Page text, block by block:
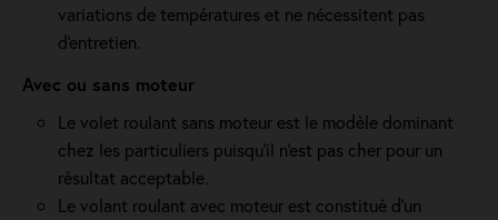
variations de températures et ne nécessitent pas
d'entretien.
Avec ou sans moteur
Le volet roulant sans moteur est le modèle dominant
chez les particuliers puisqu'il n'est pas cher pour un
résultat acceptable.
Le volant roulant avec moteur est constitué d’un